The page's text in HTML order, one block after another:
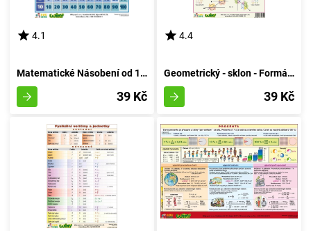
4.1
Matematické Násobení od 1 do 10 - A4
39 Kč
4.4
Geometrický - sklon - Formát A4
39 Kč